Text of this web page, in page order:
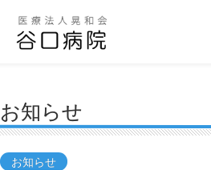
お知らせ
お知らせ